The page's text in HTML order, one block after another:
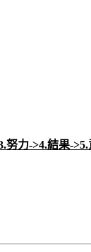
努力->4.結果-